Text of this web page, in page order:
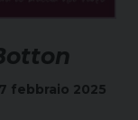
febbraio 2025